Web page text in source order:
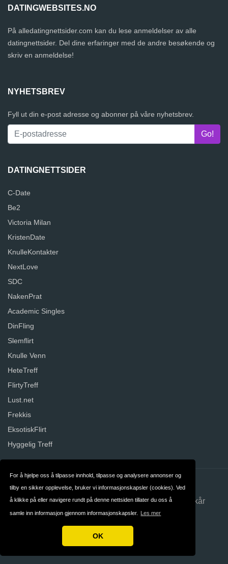
For å hjelpe oss å tilpasse innhold, tilpasse og analysere annonser og
tilby en sikker opplevelse, bruker vi informasjonskapsler (cookies). Ved
å klikke på eller navigere rundt på denne nettsiden tillater du oss å
samle inn informasjon gjennom informasjonskapsler. Les mer
OK
DATINGWEBSITES.NO
På alledatingnettsider.com kan du lese anmeldelser av alle
datingnettsider. Del dine erfaringer med de andre besøkende og
skriv en anmeldelse!
NYHETSBREV
Fyll ut din e-post adresse og abonner på våre nyhetsbrev.
DATINGNETTSIDER
C-Date
Be2
Victoria Milan
KristenDate
KnulleKontakter
NextLove
SDC
NakenPrat
Academic Singles
DinFling
Slemflirt
Knulle Venn
HeteTreff
FlirtyTreff
Lust.net
Frekkis
EksotiskFlirt
Hyggelig Treff
Personvern Betingelser og Vilkår
Opphavsrett © 2026 Datingwebsites.no